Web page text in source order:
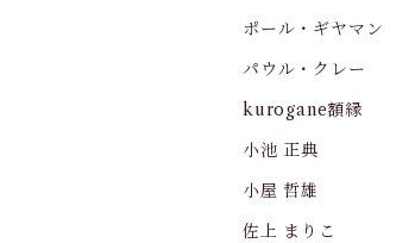
ポール・ギヤマン
パウル・クレー
kurogane額縁
小池 正典
小屋 哲雄
佐上 まりこ